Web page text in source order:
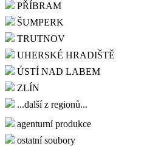
PŘÍBRAM
ŠUMPERK
TRUTNOV
UHERSKÉ HRADIŠTĚ
ÚSTÍ NAD LABEM
ZLÍN
...další z regionů...
agenturní produkce
ostatní soubory